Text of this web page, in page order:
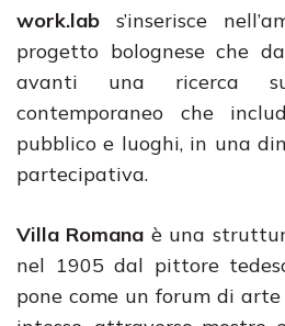
work.lab s’inserisce
progetto bolognese che
avanti una ricerca
contemporaneo che
pubblico e luoghi, in una
partecipativa.
Villa Romana è una
nel 1905 dal pittore
pone come un forum di